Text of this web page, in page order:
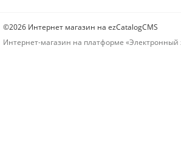
©2026 Интернет магазин на ezCatalogCMS
Интернет-магазин на платформе «Электронный